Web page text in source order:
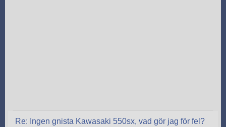
Re: Ingen gnista Kawasaki 550sx, vad gör jag för fel?